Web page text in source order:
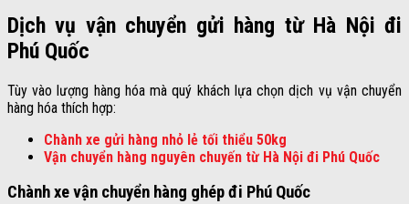
Dịch vụ vận chuyển gửi hàng từ Hà Nội đi
Phú Quốc
Tùy vào lượng hàng hóa mà quý khách lựa chọn dịch vụ vận chuyển
hàng hóa thích hợp:
Chành xe gửi hàng nhỏ lẻ tối thiểu 50kg
Vận chuyển hàng nguyên chuyến từ Hà Nội đi Phú Quốc
Chành xe vận chuyển hàng ghép đi Phú Quốc